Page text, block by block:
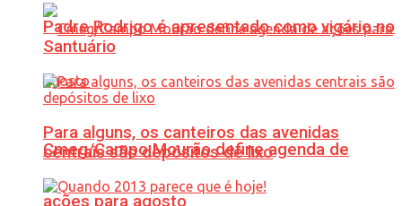
Cmeg/Campo Mourão define agenda de
ações para agosto
Padre Rodrigo é apresentado como vigário no
Santuário
Para alguns, os canteiros das avenidas
centrais são depósitos de lixo